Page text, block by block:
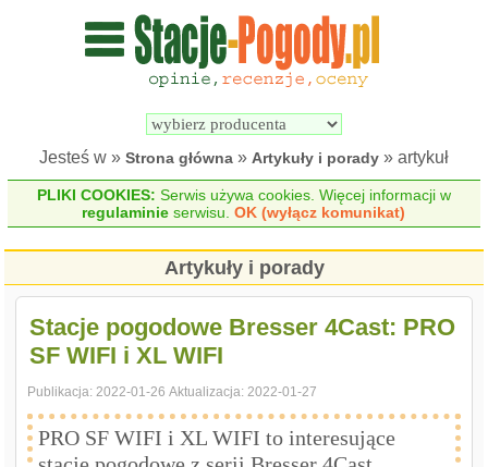
Wyszukiwarka
pogodowych
Jesteś w » Strona główna » Artykuły i porady » artykuł
PLIKI COOKIES: Serwis używa cookies. Więcej informacji w
regulaminie serwisu.OK (wyłącz komunikat)
Artykuły i porady
Stacje pogodowe Bresser 4Cast: PRO
SF WIFI i XL WIFI
Publikacja:2022-01-26 Aktualizacja:2022-01-27
PRO SF WIFI i XL WIFI to interesujące